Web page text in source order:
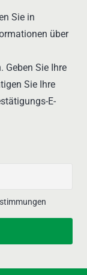
Sie in
über
Geben Sie Ihre
Sie Ihre
E-